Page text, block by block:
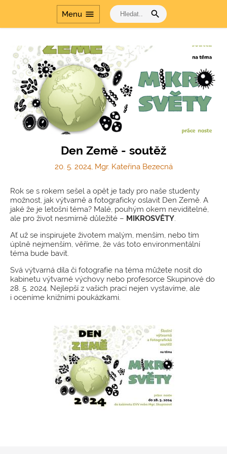
Menu menu search
Dvakrát měř a jednou
řeš
komunismu
Den Země - soutěž
20. 5. 2024, Mgr. Kateřina Bezecná
Rok se s rokem sešel a opět je tady pro naše studenty
možnost, jak výtvarně a fotograficky oslavit Den Země. A
jaké že je letošní téma? Malé, pouhým okem neviditelné,
ale pro život nesmírně důležité – MIKROSVĚTY.
Ať už se inspirujete životem malým, menším, nebo tím
úplně nejmenším, věříme, že vás toto environmentální
téma bude bavit.
Svá výtvarná díla či fotografie na téma můžete nosit do
kabinetu výtvarné výchovy nebo profesorce Skupinové do
28. 5. 2024. Nejlepší z vašich prací nejen vystavíme, ale
i oceníme knižními poukázkami.